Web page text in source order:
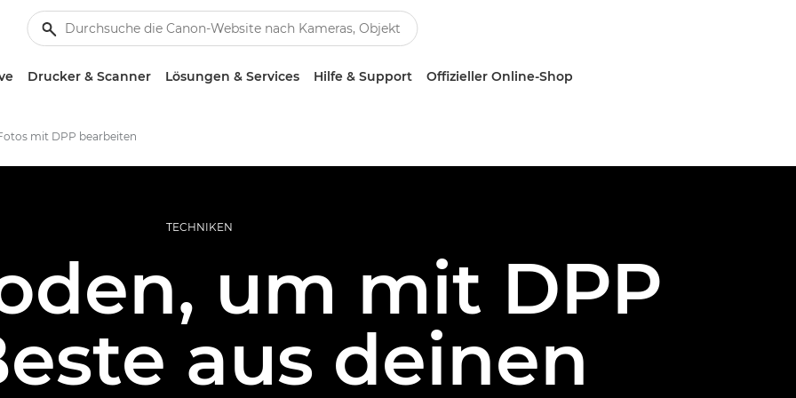
Drucker & Scanner Lösungen & Services Hilfe & Support Offizieller Online-Shop
mit DPP bearbeiten
TECHNIKEN
um mit DPP
aus deinen